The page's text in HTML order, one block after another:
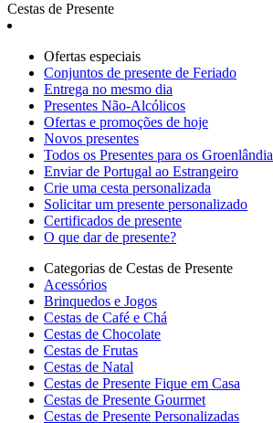
Cestas de Presente
Ofertas especiais
Сonjuntos de presente de Feriado
Entrega no mesmo dia
Presentes Não-Alcólicos
Ofertas e promoções de hoje
Novos presentes
Todos os Presentes para os Groenlândia
Enviar de Portugal ao Estrangeiro
Crie uma cesta personalizada
Solicitar um presente personalizado
Certificados de presente
O que dar de presente?
Categorias de Cestas de Presente
Acessórios
Brinquedos e Jogos
Cestas de Café e Chá
Cestas de Chocolate
Cestas de Frutas
Cestas de Natal
Cestas de Presente Fique em Casa
Cestas de Presente Gourmet
Cestas de Presente Personalizadas